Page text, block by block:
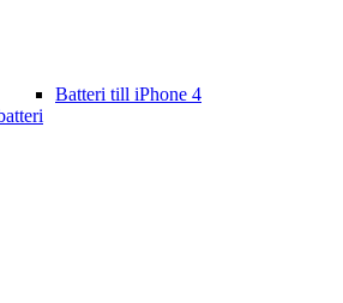
Batteri till iPhone 4